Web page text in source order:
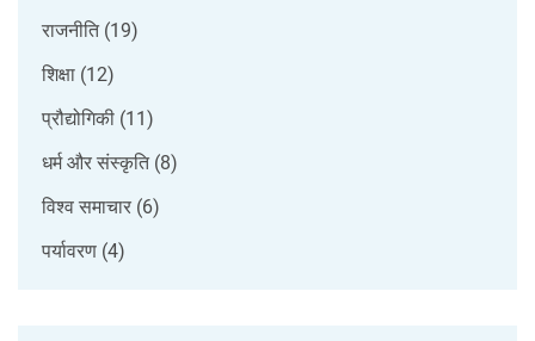
राजनीति (19)
शिक्षा (12)
प्रौद्योगिकी (11)
धर्म और संस्कृति (8)
विश्व समाचार (6)
पर्यावरण (4)